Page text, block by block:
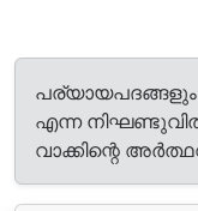
പര്യായപദങ്ങളും
എന്ന
വാക്കിന്റെ